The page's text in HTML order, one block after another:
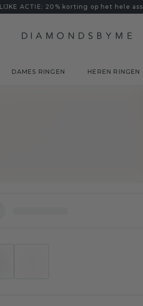
ACTIE: 20% korting op het hele
DAMES RINGEN HEREN RINGEN